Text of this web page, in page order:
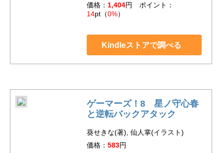
価格： 1,404円 ポイント：
14pt（0%）
Kindleストアで調べる
ゲーマーズ！8 星ノ守心春
と逆転バックアタック
葵せきな(著), 仙人掌(イラスト)
価格： 583円